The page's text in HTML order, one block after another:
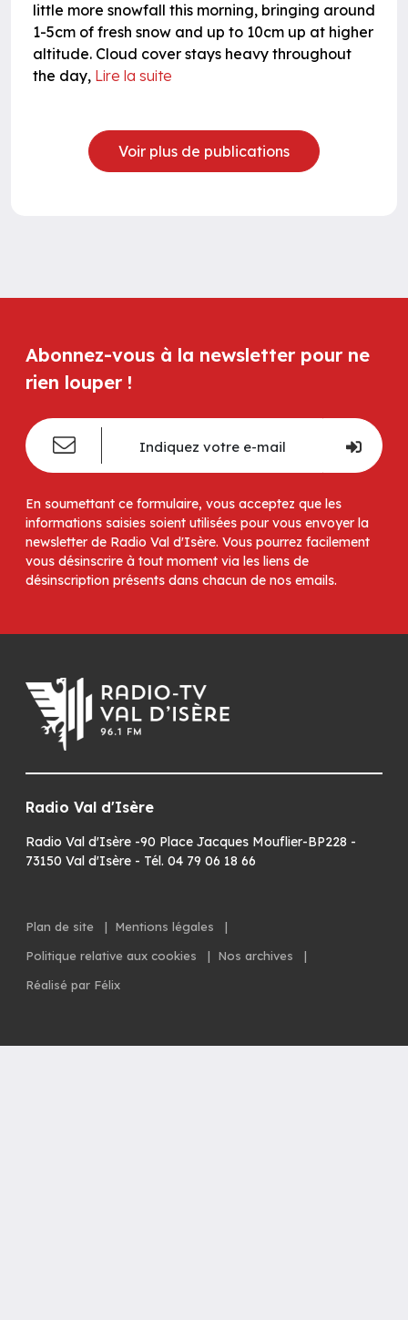
little more snowfall this morning, bringing around
1-5cm of fresh snow and up to 10cm up at higher
altitude. Cloud cover stays heavy throughout
the day, Lire la suite
Voir plus de publications
Abonnez-vous à la newsletter pour ne
rien louper !
En soumettant ce formulaire, vous acceptez que les
informations saisies soient utilisées pour vous envoyer la
newsletter de Radio Val d'Isère. Vous pourrez facilement
vous désinscrire à tout moment via les liens de
désinscription présents dans chacun de nos emails.
Radio Val d'Isère
Radio Val d'Isère -90 Place Jacques Mouflier-BP228 -
73150 Val d'Isère - Tél. 04 79 06 18 66
Plan de site | Mentions légales
|
Politique relative aux cookies
| Nos archives
|
Réalisé par Félix